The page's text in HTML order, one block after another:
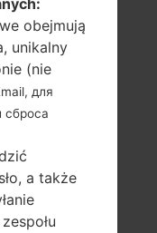
obejmują
unikalny
(nie
для
сброса
a także